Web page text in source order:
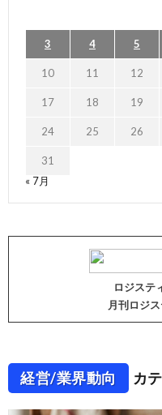
3 4 5
10 11 12
17 18 19
24 25 26
31
« 7月
ロジステ
月刊ロジ
経営/業界動向 カ